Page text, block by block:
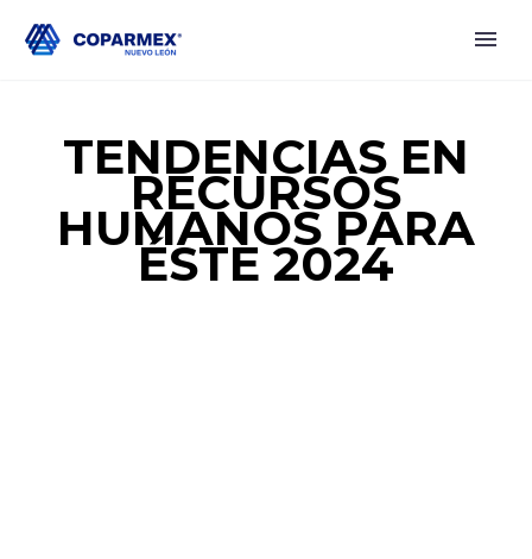
TENDENCIAS EN
RECURSOS
HUMANOS PARA
ÉSTE 2024